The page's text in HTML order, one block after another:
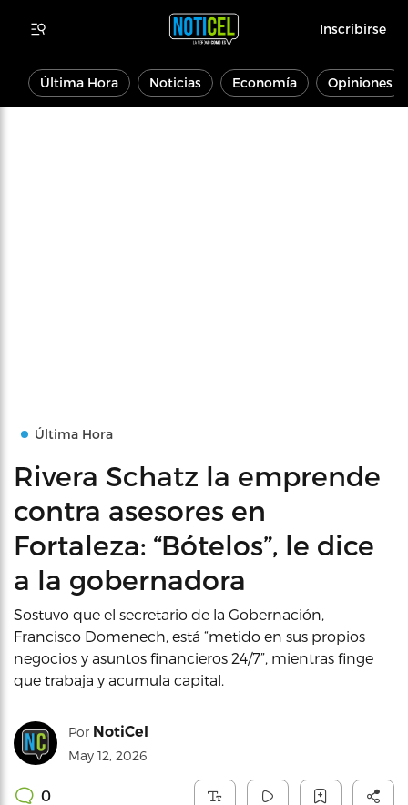
Inscribirse
Última Hora Noticias Economía Opiniones
Última Hora
Rivera Schatz la emprende
contra asesores en
Fortaleza: “Bótelos”, le dice
a la gobernadora
Sostuvo que el secretario de la Gobernación,
Francisco Domenech, está “metido en sus propios
negocios y asuntos financieros 24/7”, mientras finge
que trabaja y acumula capital.
Por NotiCel
May 12, 2026
0